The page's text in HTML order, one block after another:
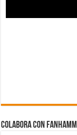
Colabora con